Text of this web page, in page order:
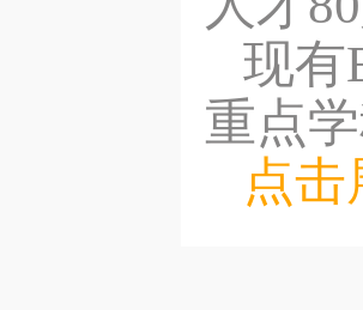
现有
重点
点击